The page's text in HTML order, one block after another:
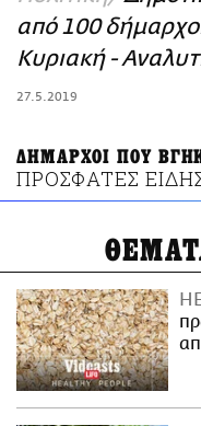
ΑΜΠΑ
PRINT
από 100
Κυριακή -
27.5.2019
ΔΗΜΑΡΧΟΙ ΠΟΥ
ΠΡΟΣΦΑΤΕΣ